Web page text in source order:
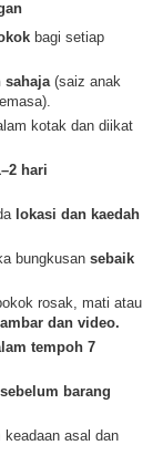
bagi setiap
sahaja(saiz anak
kotak dan diikat
hari
lokasi dan kaedah
bungkusansebaik
rosak, mati atau
dan video.
tempoh 7
sebelum barang
keadaan asal dan